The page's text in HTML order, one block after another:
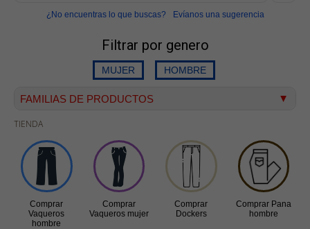
¿No encuentras lo que buscas? Evíanos una sugerencia
Filtrar por genero
FAMILIAS DE PRODUCTOS
Vaqueros hombre
Vaqueros mujer
Dockers
Pana hombre
Camisetas
TIENDA
Comprar
Vaqueros
hombre
Comprar
Vaqueros mujer
Comprar
Dockers
Comprar Pana
hombre